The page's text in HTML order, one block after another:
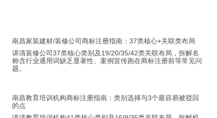
南昌家装建材/装修公司商标注册指南：37类核心+关联类布局
讲清装修公司37类核心类别及19/20/35/42类关联布局，拆解名
称含行业通用词缺乏显著性、案例宣传跑在商标注册前等常见问
题。
南昌教育培训机构商标注册指南：类别选择与3个最容易被驳回
的点